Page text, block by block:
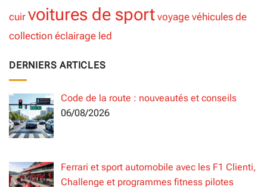
cuir voitures de sport voyage véhicules de
collection éclairage led
DERNIERS ARTICLES
Code de la route : nouveautés et conseils
06/08/2026
Ferrari et sport automobile avec les F1 Clienti,
Challenge et programmes fitness pilotes